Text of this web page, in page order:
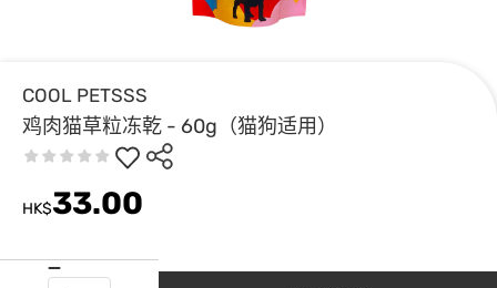
COOL PETSSS
鸡肉猫草粒冻乾 - 60g（猫狗适用）
HK$33.00